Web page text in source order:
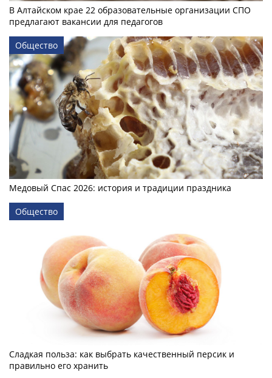
В Алтайском крае 22 образовательные организации СПО
предлагают вакансии для педагогов
Общество
Медовый Спас 2026: история и традиции праздника
Общество
Сладкая польза: как выбрать качественный персик и
правильно его хранить